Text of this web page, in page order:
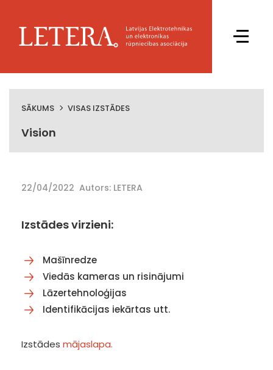
SĀKUMS VISAS IZSTĀDES
Vision
22/04/2022 Autors: LETERA
Izstādes virzieni:
Mašīnredze
Viedās kameras un risinājumi
Lāzertehnoloģijas
Identifikācijas iekārtas utt.
Izstādes mājaslapa.